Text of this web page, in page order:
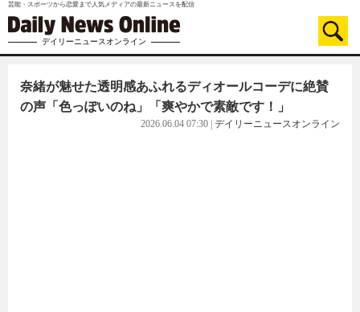
芸能・スポーツから恋愛まで人気メディアの最新ニュースを配信
デイリーニュースオンライン
奈緒が魅せた透明感あふれるディオールコーデに絶賛
の声「色っぽいのね」「爽やかで素敵です！」
2026.06.04 07:30 デイリーニュースオンライン